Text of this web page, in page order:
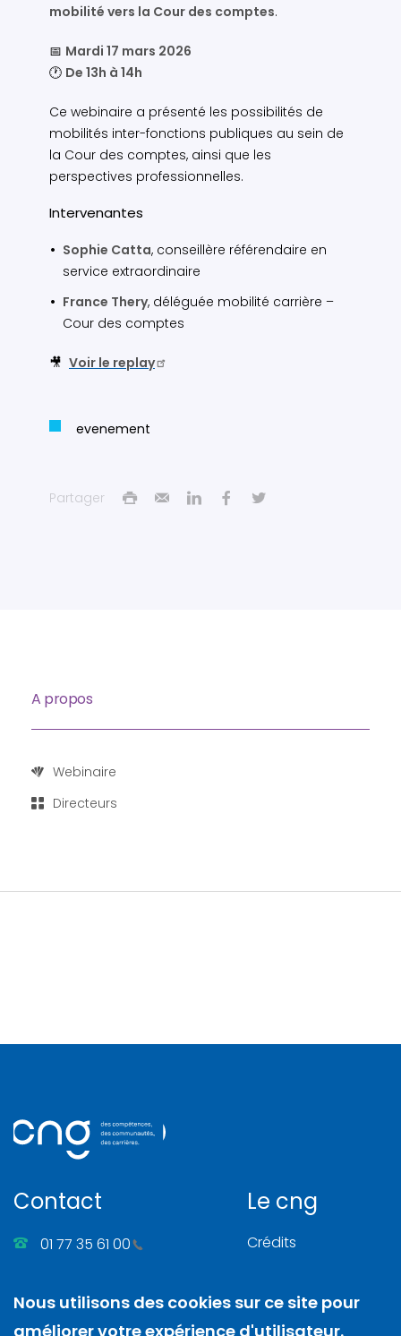
mobilité vers la Cour des comptes.
📅 Mardi 17 mars 2026
🕐 De 13h à 14h
Ce webinaire a présenté les possibilités de
mobilités inter-fonctions publiques au sein de
la Cour des comptes, ainsi que les
perspectives professionnelles.
Intervenantes
Sophie Catta, conseillère référendaire en
service extraordinaire
France Thery, déléguée mobilité carrière –
Cour des comptes
🎥 Voir le replay
evenement
Partager
A propos
Webinaire
Directeurs
Contact
01 77 35 61 00
86, rue Henri Farman
92130 Issy-les-Moulineaux
Le cng
Crédits
Mentions légales
Nous utilisons des cookies sur ce site pour
améliorer votre expérience d'utilisateur.